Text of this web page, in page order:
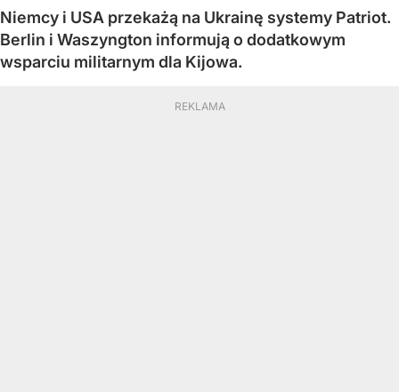
Niemcy i USA przekażą na Ukrainę systemy Patriot.
Berlin i Waszyngton informują o dodatkowym
wsparciu militarnym dla Kijowa.